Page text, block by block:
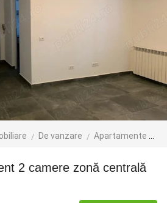
De vanzare Apartamente de vanzare
2 camere zonă centrală